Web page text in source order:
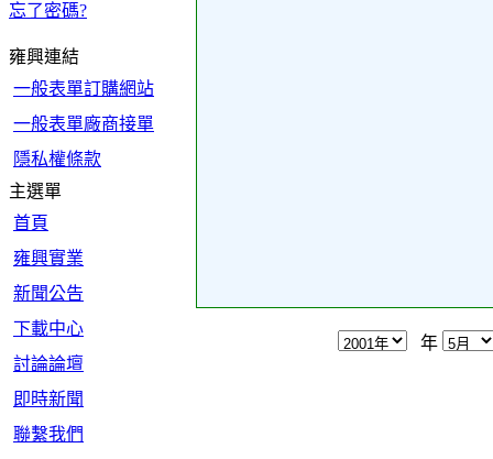
忘了密碼?
雍興連結
一般表單訂購網站
一般表單廠商接單
隱私權條款
主選單
首頁
雍興實業
新聞公告
下載中心
討論論壇
即時新聞
聯繫我們
年